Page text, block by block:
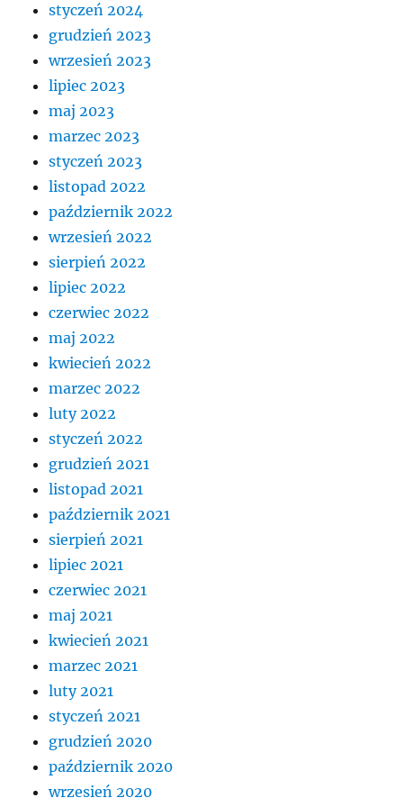
styczeń 2024
grudzień 2023
wrzesień 2023
lipiec 2023
maj 2023
marzec 2023
styczeń 2023
listopad 2022
październik 2022
wrzesień 2022
sierpień 2022
lipiec 2022
czerwiec 2022
maj 2022
kwiecień 2022
marzec 2022
luty 2022
styczeń 2022
grudzień 2021
listopad 2021
październik 2021
sierpień 2021
lipiec 2021
czerwiec 2021
maj 2021
kwiecień 2021
marzec 2021
luty 2021
styczeń 2021
grudzień 2020
październik 2020
wrzesień 2020